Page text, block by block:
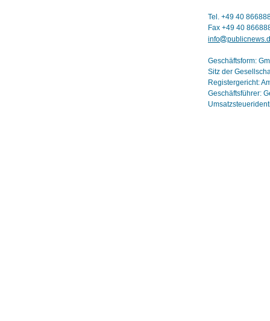
Tel. +49 40
Fax +49 40
info
Geschäftsform:
Sitz der
Registergericht:
Geschäftsführer: